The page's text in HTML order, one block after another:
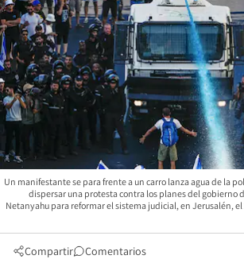
Un manifestante se para frente a un carro lanza agua de la
dispersar una protesta contra los planes del gobierno
Netanyahu para reformar el sistema judicial, en Jerusalén, el
Compartir Comentarios